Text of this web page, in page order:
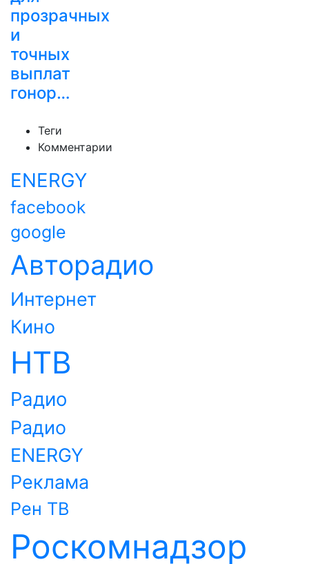
прозрачных
и
точных
выплат
гонор…
Теги
Комментарии
ENERGY
facebook
google
Авторадио
Интернет
Кино
НТВ
Радио
Радио
ENERGY
Реклама
Рен ТВ
Роскомнадзор